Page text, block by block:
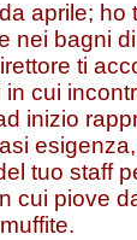
aprile; ho
nei bagni
ti
in cui
inizio
tuo staff
cui piove